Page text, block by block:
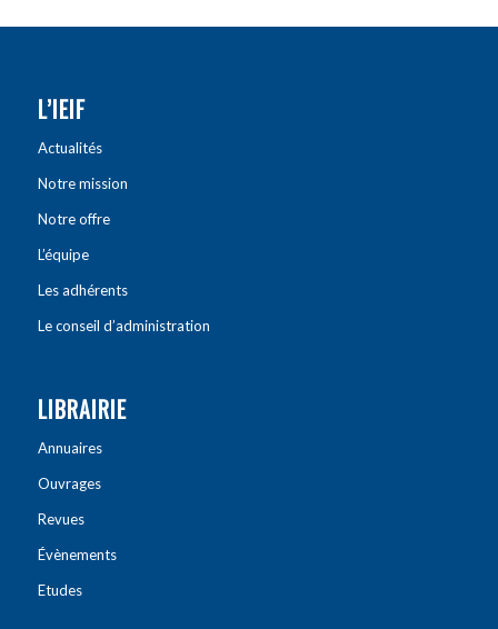
L’IEIF
Actualités
Notre mission
Notre offre
L’équipe
Les adhérents
Le conseil d’administration
LIBRAIRIE
Annuaires
Ouvrages
Revues
Évènements
Etudes